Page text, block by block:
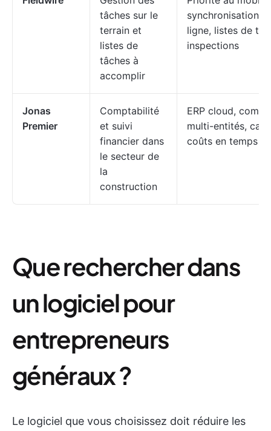
tâches sur le
terrain et
listes de
tâches à
accomplir
synchronisation
ligne, listes de
inspections
Jonas
Premier
Comptabilité
et suivi
financier dans
le secteur de
la
construction
ERP cloud,
multi-entités,
coûts en temps
Que rechercher dans
un logiciel pour
entrepreneurs
généraux ?
Le logiciel que vous choisissez doit réduire les